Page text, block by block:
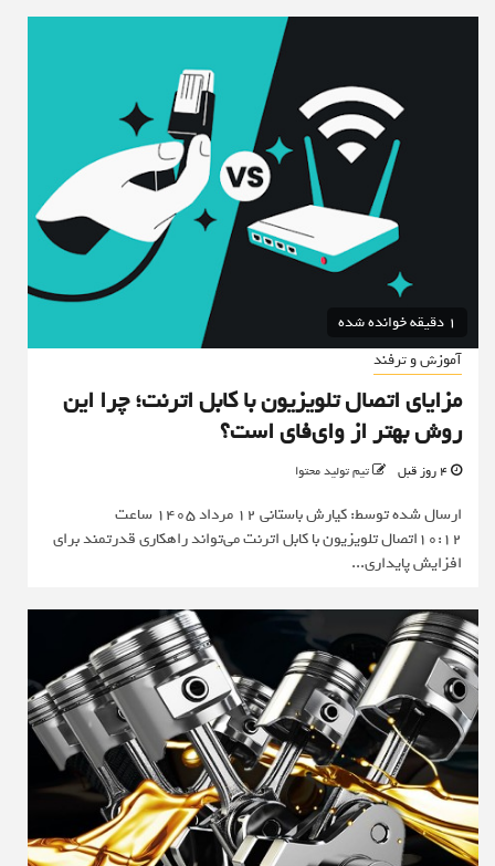
1 دقیقه خوانده شده
آموزش و ترفند
مزایای اتصال تلویزیون با کابل اترنت؛ چرا این
روش بهتر از وای‌فای است؟
تیم تولید محتوا
ارسال شده توسط: کیارش باستانی 12 مرداد 1405 ساعت
10:12اتصال تلویزیون با کابل اترنت می‌تواند راهکاری قدرتمند برای
افزایش پایداری...